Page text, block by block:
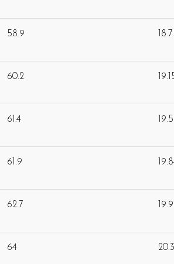
58.9
60.2
61.4
61.9
62.7
64